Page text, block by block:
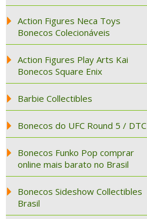
Action Figures Neca Toys
Bonecos Colecionáveis
Action Figures Play Arts Kai
Bonecos Square Enix
Barbie Collectibles
Bonecos do UFC Round 5 / DTC
Bonecos Funko Pop comprar
online mais barato no Brasil
Bonecos Sideshow Collectibles
Brasil